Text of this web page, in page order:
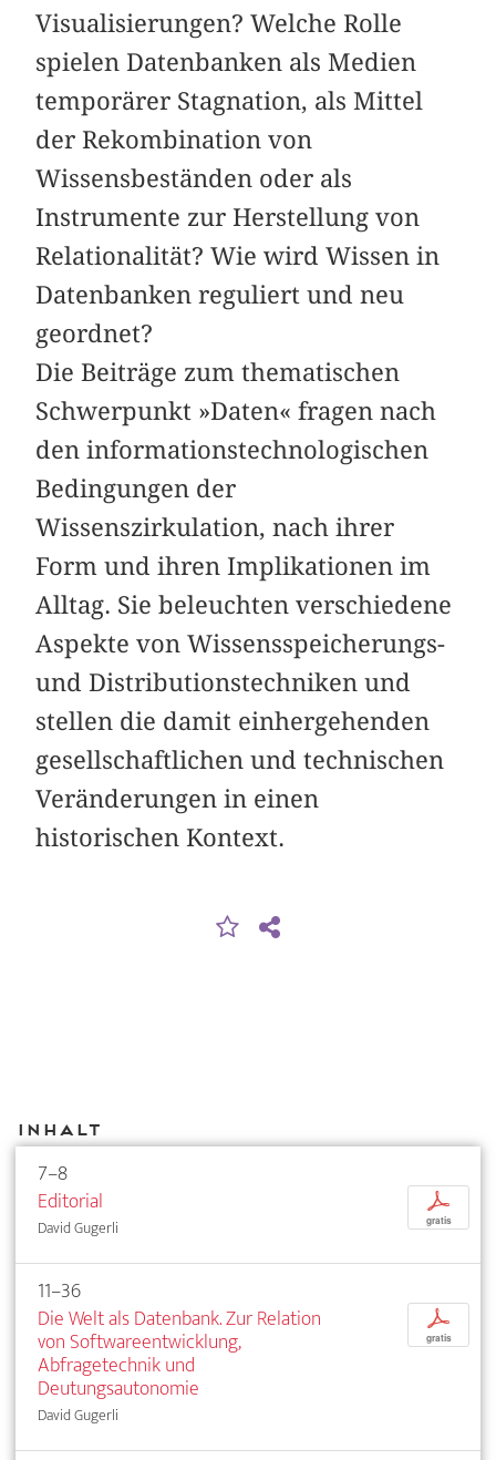
Visualisierungen? Welche Rolle
spielen Datenbanken als Medien
temporärer Stagnation, als Mittel
der Rekombination von
Wissensbeständen oder als
Instrumente zur Herstellung von
Relationalität? Wie wird Wissen in
Datenbanken reguliert und neu
geordnet?
Die Beiträge zum thematischen
Schwerpunkt »Daten« fragen nach
den informationstechnologischen
Bedingungen der
Wissenszirkulation, nach ihrer
Form und ihren Implikationen im
Alltag. Sie beleuchten verschiedene
Aspekte von Wissensspeicherungs-
und Distributionstechniken und
stellen die damit einhergehenden
gesellschaftlichen und technischen
Veränderungen in einen
historischen Kontext.
Inhalt
7–8
Editorial
David Gugerli
p
gratis
11–36
Die Welt als Datenbank. Zur Relation
von Softwareentwicklung,
Abfragetechnik und
Deutungsautonomie
David Gugerli
p
gratis